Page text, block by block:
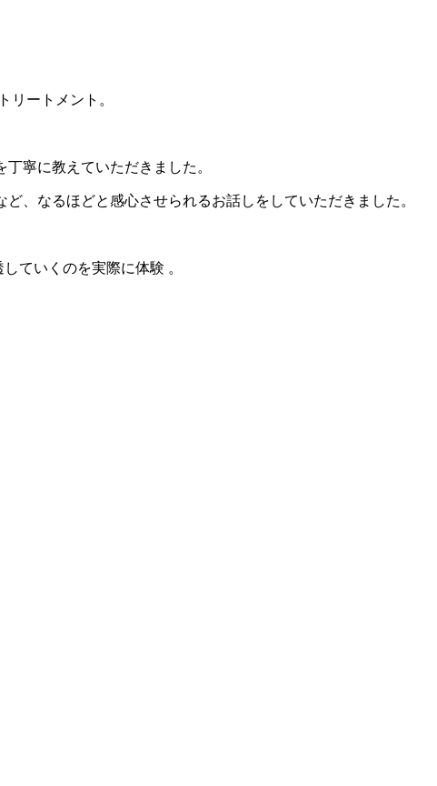
リートメント。
寧に教えていただきました。
、なるほどと感心させられるお話しをしていただきました。
ていくのを実際に体験 。